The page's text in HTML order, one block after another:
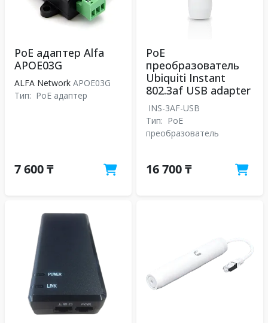
PoE адаптер Alfa
APOE03G
ALFA Network APOE03G
Тип: PoE адаптер
7 600 ₸
PoE
преобразователь
Ubiquiti Instant
802.3af USB adapter
INS-3AF-USB
Тип: PoE
преобразователь
16 700 ₸